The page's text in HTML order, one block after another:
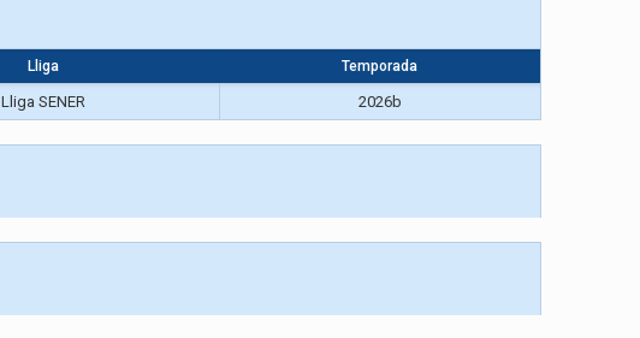
Lliga Temporada
Lliga SENER 2026b